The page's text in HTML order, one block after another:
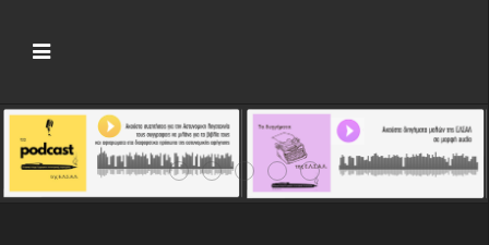
Νέος πρόεδρος της ΕΛΣΑΛ ο Άγγελος
Crime Fiction Stories V: Πέντε
Αρχίζει το 7ο Φεστιβάλ
Παρουσιάζονται οι
Το 1ο «Crime Fiction